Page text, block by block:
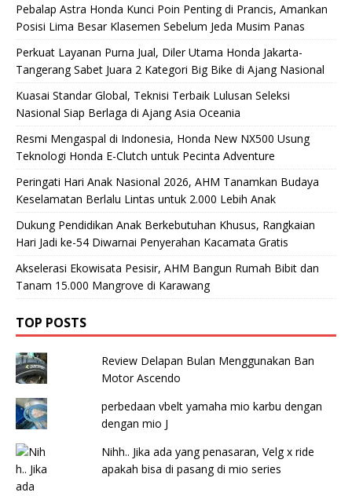
Pebalap Astra Honda Kunci Poin Penting di Prancis, Amankan
Posisi Lima Besar Klasemen Sebelum Jeda Musim Panas
Perkuat Layanan Purna Jual, Diler Utama Honda Jakarta-
Tangerang Sabet Juara 2 Kategori Big Bike di Ajang Nasional
Kuasai Standar Global, Teknisi Terbaik Lulusan Seleksi
Nasional Siap Berlaga di Ajang Asia Oceania
Resmi Mengaspal di Indonesia, Honda New NX500 Usung
Teknologi Honda E-Clutch untuk Pecinta Adventure
Peringati Hari Anak Nasional 2026, AHM Tanamkan Budaya
Keselamatan Berlalu Lintas untuk 2.000 Lebih Anak
Dukung Pendidikan Anak Berkebutuhan Khusus, Rangkaian
Hari Jadi ke-54 Diwarnai Penyerahan Kacamata Gratis
Akselerasi Ekowisata Pesisir, AHM Bangun Rumah Bibit dan
Tanam 15.000 Mangrove di Karawang
TOP POSTS
Review Delapan Bulan Menggunakan Ban
Motor Ascendo
perbedaan vbelt yamaha mio karbu dengan
dengan mio J
Nihh.. Jika ada yang penasaran, Velg x ride
apakah bisa di pasang di mio series